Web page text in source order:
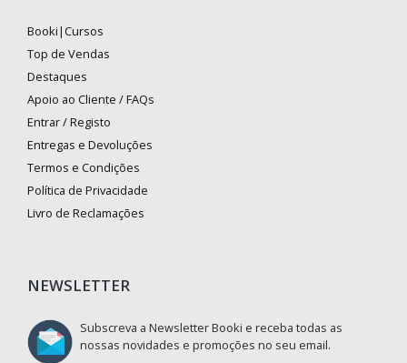
Booki|Cursos
Top de Vendas
Destaques
Apoio ao Cliente / FAQs
Entrar / Registo
Entregas e Devoluções
Termos e Condições
Política de Privacidade
Livro de Reclamações
NEWSLETTER
Subscreva a Newsletter Booki e receba todas as
nossas novidades e promoções no seu email.